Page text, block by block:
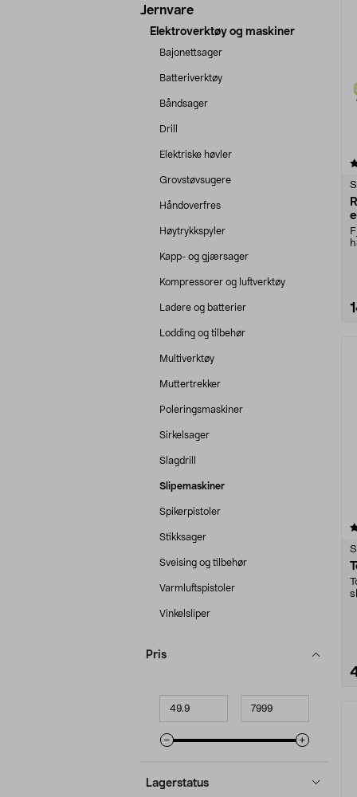
produkter
Jernvare
Elektroverktøy og maskiner
Bajonettsager
Batteriverktøy
Båndsager
Drill
Elektriske høvler
Grovstøvsugere
Håndoverfres
Høytrykkspyler
Kapp- og gjærsager
Kompressorer og luftverktøy
Ladere og batterier
Lodding og tilbehør
Multiverktøy
Muttertrekker
Poleringsmaskiner
Sirkelsager
Slagdrill
Slipemaskiner
Spikerpistoler
Stikksager
Sveising og tilbehør
Varmluftspistoler
Vinkelsliper
Pris
Lagerstatus